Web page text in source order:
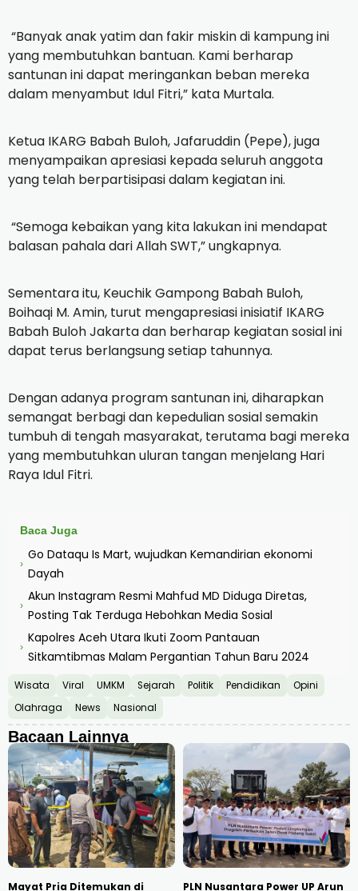
“Banyak anak yatim dan fakir miskin di kampung ini
yang membutuhkan bantuan. Kami berharap
santunan ini dapat meringankan beban mereka
dalam menyambut Idul Fitri,” kata Murtala.
Ketua IKARG Babah Buloh, Jafaruddin (Pepe), juga
menyampaikan apresiasi kepada seluruh anggota
yang telah berpartisipasi dalam kegiatan ini.
“Semoga kebaikan yang kita lakukan ini mendapat
balasan pahala dari Allah SWT,” ungkapnya.
Sementara itu, Keuchik Gampong Babah Buloh,
Boihaqi M. Amin, turut mengapresiasi inisiatif IKARG
Babah Buloh Jakarta dan berharap kegiatan sosial ini
dapat terus berlangsung setiap tahunnya.
Dengan adanya program santunan ini, diharapkan
semangat berbagi dan kepedulian sosial semakin
tumbuh di tengah masyarakat, terutama bagi mereka
yang membutuhkan uluran tangan menjelang Hari
Raya Idul Fitri.
Baca Juga
›
Go Dataqu Is Mart, wujudkan Kemandirian ekonomi
Dayah
›
Akun Instagram Resmi Mahfud MD Diduga Diretas,
Posting Tak Terduga Hebohkan Media Sosial
›
Kapolres Aceh Utara Ikuti Zoom Pantauan
Sitkamtibmas Malam Pergantian Tahun Baru 2024
Wisata Viral UMKM Sejarah Politik Pendidikan
Opini
Olahraga
News Nasional
Bacaan Lainnya
Mayat Pria Ditemukan di PLN Nusantara Power UP Arun